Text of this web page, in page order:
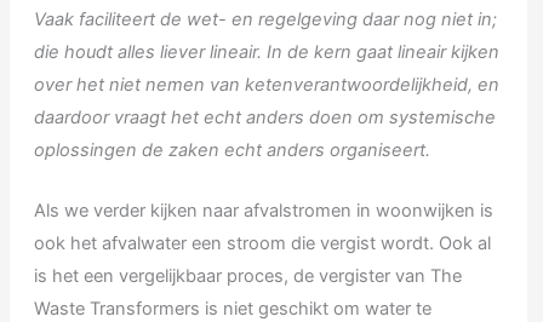
Vaak faciliteert de wet- en regelgeving daar nog niet in;
die houdt alles liever lineair. In de kern gaat lineair kijken
over het niet nemen van ketenverantwoordelijkheid, en
daardoor vraagt het echt anders doen om systemische
oplossingen de zaken echt anders organiseert.
Als we verder kijken naar afvalstromen in woonwijken is
ook het afvalwater een stroom die vergist wordt. Ook al
is het een vergelijkbaar proces, de vergister van The
Waste Transformers is niet geschikt om water te